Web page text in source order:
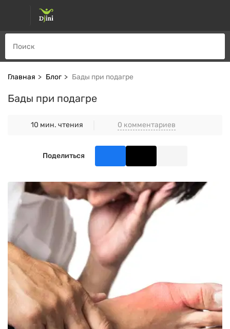
Главная Блог Бады при подагре
Бады при подагре
10 мин. чтения 0 комментариев
Поделиться